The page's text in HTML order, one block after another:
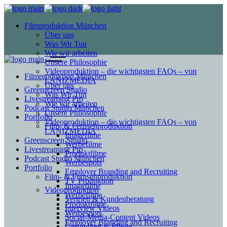
Filmproduktion München
Über uns
Was Wir Tun
Wie wir arbeiten
Unsere Philosophie
Videoproduktion – die wichtigsten FAQs – von
LANIZMEDIA
Greenscreen Studio
Livestreaming Pro
Podcast Studio München
Portfolio
Film- & Fernsehproduktion
Imagefilme
Werbefilme
Produktfilme
Werbespots
Employer Branding and Recruiting
TV Produktion
Videoproduktion
Vertrieb & Kundenberatung
Interview Videos
Social-Media-Content Videos
Filmproduktion München
Über uns
Was Wir Tun
Wie wir arbeiten
Unsere Philosophie
Videoproduktion – die wichtigsten FAQs – von
LANIZMEDIA
Greenscreen Studio
Livestreaming Pro
Podcast Studio München
Portfolio
Film- & Fernsehproduktion
Imagefilme
Werbefilme
Produktfilme
Werbespots
Employer Branding and Recruiting